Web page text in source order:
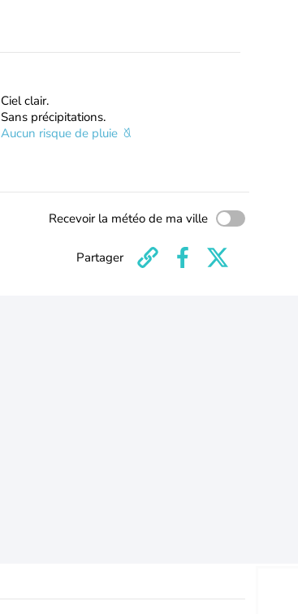
Ciel clair.
Sans précipitations.
Aucun risque de pluie
Recevoir la météo de ma ville
Partager